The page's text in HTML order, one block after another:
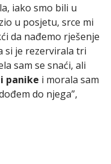
iako smo bili u
u posjetu, srce mi
da nađemo rješenje
si je rezervirala tri
sam se snaći, ali
panike i morala sam
do njega”,